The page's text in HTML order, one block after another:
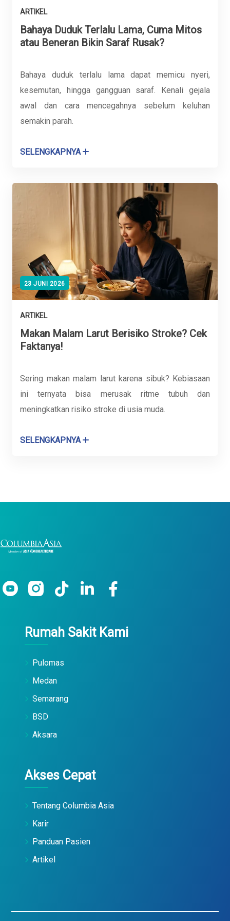
ARTIKEL
Bahaya Duduk Terlalu Lama, Cuma Mitos
atau Beneran Bikin Saraf Rusak?
Bahaya duduk terlalu lama dapat memicu nyeri,
kesemutan, hingga gangguan saraf. Kenali gejala
awal dan cara mencegahnya sebelum keluhan
semakin parah.
SELENGKAPNYA
23 JUNI 2026
ARTIKEL
Makan Malam Larut Berisiko Stroke? Cek
Faktanya!
Sering makan malam larut karena sibuk? Kebiasaan
ini ternyata bisa merusak ritme tubuh dan
meningkatkan risiko stroke di usia muda.
SELENGKAPNYA
Rumah Sakit Kami
Pulomas
Medan
Semarang
BSD
Aksara
Akses Cepat
Tentang Columbia Asia
Karir
Panduan Pasien
Artikel